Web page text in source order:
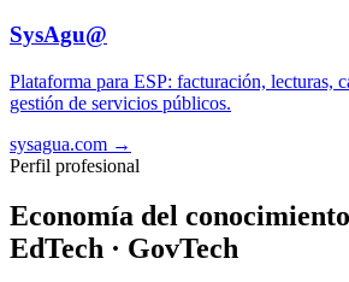
SysAgu@
Plataforma para ESP: facturación, lecturas,
gestión de servicios públicos.
sysagua.com →
Perfil profesional
Economía del
EdTech · GovTech